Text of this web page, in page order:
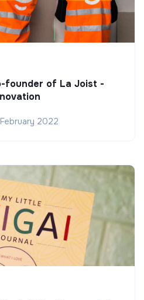
founder of La Joist -
2022